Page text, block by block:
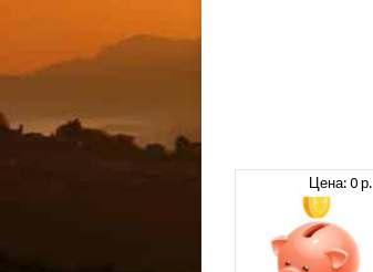
Цена: 0 р.